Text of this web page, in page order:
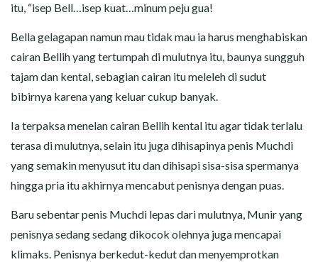
itu, “isep Bell…isep kuat…minum peju gua!
Bella gelagapan namun mau tidak mau ia harus menghabiskan
cairan Bellih yang tertumpah di mulutnya itu, baunya sungguh
tajam dan kental, sebagian cairan itu meleleh di sudut
bibirnya karena yang keluar cukup banyak.
Ia terpaksa menelan cairan Bellih kental itu agar tidak terlalu
terasa di mulutnya, selain itu juga dihisapinya penis Muchdi
yang semakin menyusut itu dan dihisapi sisa-sisa spermanya
hingga pria itu akhirnya mencabut penisnya dengan puas.
Baru sebentar penis Muchdi lepas dari mulutnya, Munir yang
penisnya sedang sedang dikocok olehnya juga mencapai
klimaks. Penisnya berkedut-kedut dan menyemprotkan